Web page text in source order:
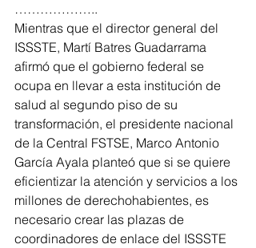
………………..
Mientras que el director general del
ISSSTE, Martí Batres Guadarrama
afirmó que el gobierno federal se
ocupa en llevar a esta institución de
salud al segundo piso de su
transformación, el presidente nacional
de la Central FSTSE, Marco Antonio
García Ayala planteó que si se quiere
eficientizar la atención y servicios a los
millones de derechohabientes, es
necesario crear las plazas de
coordinadores de enlace del ISSSTE